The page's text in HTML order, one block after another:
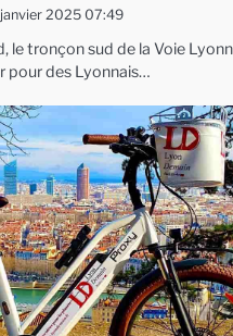
2025 07:49
le tronçon sud de la Voie
pour des Lyonnais…